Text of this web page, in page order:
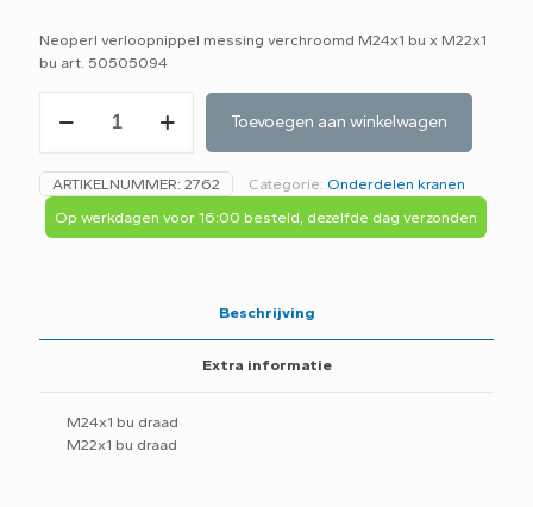
Neoperl verloopnippel messing verchroomd M24x1 bu x M22x1
bu art. 50505094
verloopnippel
verchroomd
M24x1
x
Toevoegen aan winkelwagen
ARTIKELNUMMER: 2762 Categorie: Onderdelen kranen
Op werkdagen voor 16:00 besteld, dezelfde dag verzonden
Beschrijving
Extra informatie
M24x1 bu draad
M22x1 bu draad